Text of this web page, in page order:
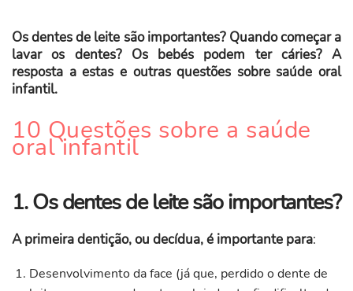
Os dentes de leite são importantes? Quando começar a
lavar os dentes? Os bebés podem ter cáries? A
resposta a estas e outras questões sobre saúde oral
infantil.
10 Questões sobre a saúde
oral infantil
1. Os dentes de leite são importantes?
A primeira dentição, ou decídua, é importante para:
Desenvolvimento da face (já que, perdido o dente de